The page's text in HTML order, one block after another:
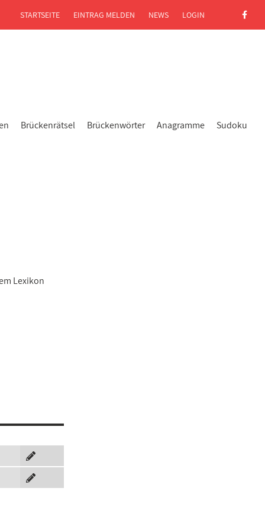
Brückenrätsel Brückenwörter Anagramme Sudoku
STARTSEITE EINTRAG MELDEN NEWS LOGIN
Lexikon